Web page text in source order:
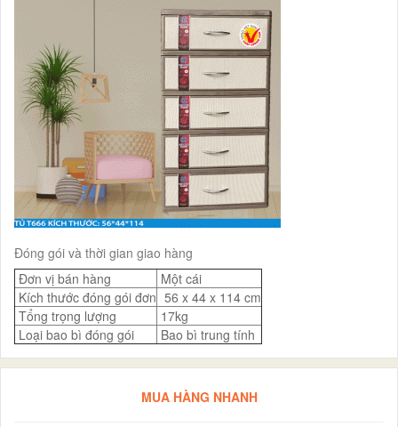
Đóng gói và thời gian giao hàng
Đơn vị bán hàng
Một cái
Kích thước đóng gói đơn 56 x 44 x 114 cm
Tổng trọng lượng
17kg
Loại bao bì đóng gói
Bao bì trung tính
MUA HÀNG NHANH